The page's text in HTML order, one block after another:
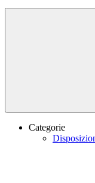
Categorie